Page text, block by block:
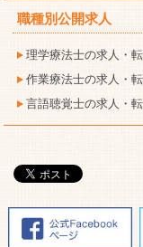
職種別公開求人
理学療法士の求人・
作業療法士の求人・
言語聴覚士の求人・